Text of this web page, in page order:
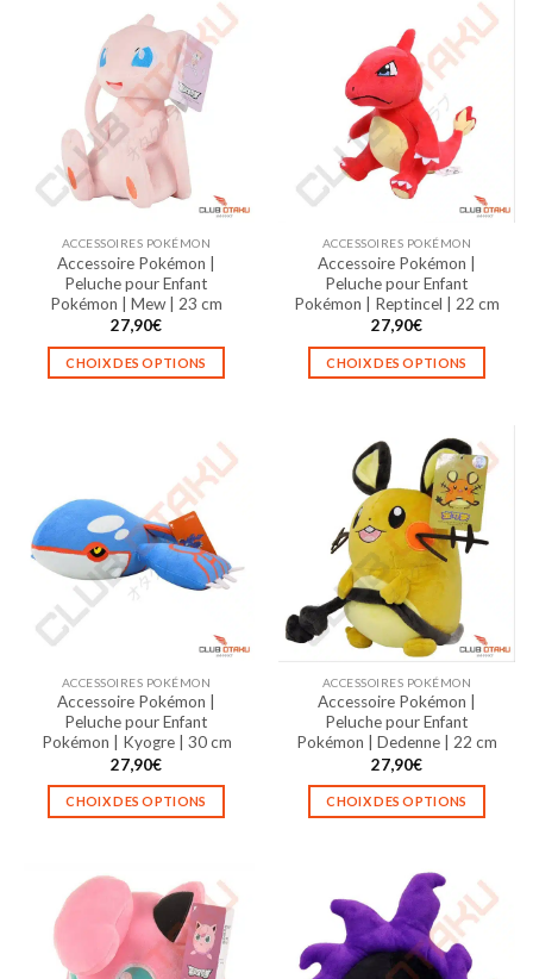
ACCESSOIRES POKÉMON
Accessoire Pokémon |
Peluche pour Enfant
Pokémon | Mew | 23 cm
27,90€
CHOIX DES OPTIONS
plusieurs
variations.
Les
options
peuvent
page
produit
ACCESSOIRES POKÉMON
Accessoire Pokémon |
Peluche pour Enfant
Pokémon | Reptincel | 22 cm
27,90€
CHOIX DES OPTIONS
plusieurs
variations.
Les
options
peuvent
être
choisies
sur
page
produit
ACCESSOIRES POKÉMON
Accessoire Pokémon |
Peluche pour Enfant
Pokémon | Kyogre | 30 cm
27,90€
CHOIX DES OPTIONS
plusieurs
variations.
ACCESSOIRES POKÉMON
Accessoire Pokémon |
Peluche pour Enfant
Pokémon | Dedenne | 22 cm
27,90€
CHOIX DES OPTIONS
plusieurs
variations.
Les